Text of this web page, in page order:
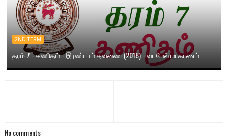
2ND TERM
தரம் 7 - கணிதம் - இரண்டாம் தவணை (2018) - வடமேல் மாகாணம்
No comments